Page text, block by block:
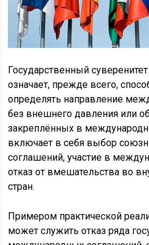
Государственный
означает, прежде всего,
определять направление
без внешнего давления или
закреплённых в
включает в себя выбор
соглашений, участие в
отказ от вмешательства во
стран.
Примером практической
может служить отказ ряда